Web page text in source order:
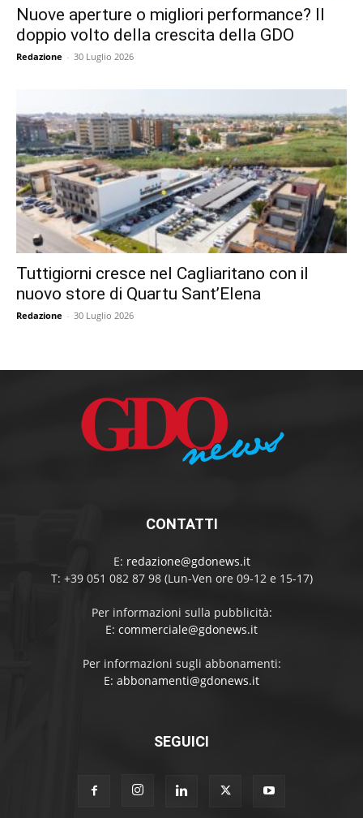
Nuove aperture o migliori performance? Il
doppio volto della crescita della GDO
Redazione - 30 Luglio 2026
Tuttigiorni cresce nel Cagliaritano con il
nuovo store di Quartu Sant’Elena
Redazione - 30 Luglio 2026
CONTATTI
E: redazione@gdonews.it
T: +39 051 082 87 98 (Lun-Ven ore 09-12 e 15-17)
Per informazioni sulla pubblicità:
E: commerciale@gdonews.it
Per informazioni sugli abbonamenti:
E: abbonamenti@gdonews.it
SEGUICI